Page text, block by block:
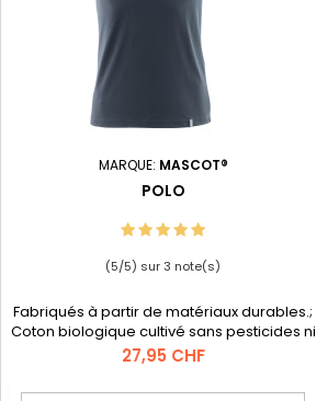
MARQUE: MASCOT®
POLO
(5/5) sur3 note(s)
Fabriqués à partir de matériaux durables.;
Coton biologique cultivé sans pesticides ni
produits chimiques.; Coupe moderne, plus
près du corps mais offrant une excellente
liberté de mouvement.; Patte de col
Prix
27,95 CHF